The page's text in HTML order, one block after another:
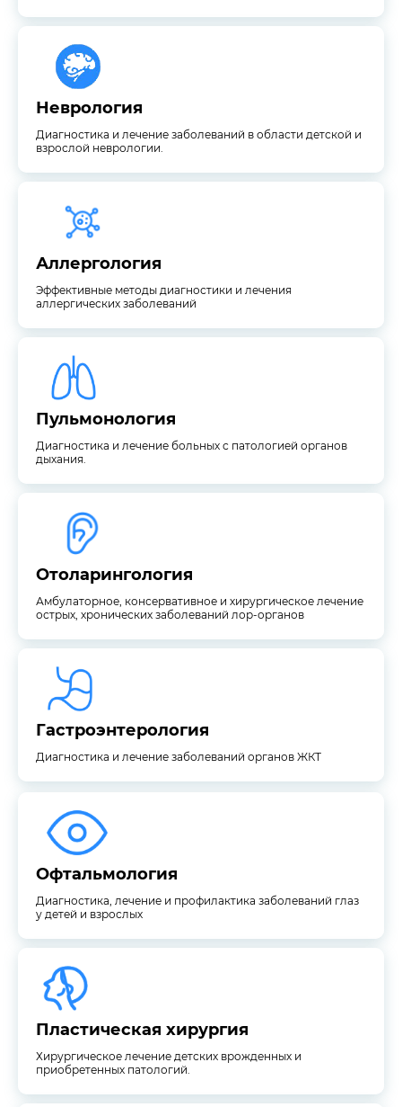
Неврология
Диагностика и лечение заболеваний в области детской и
взрослой неврологии.
Неврология
Диагностика и лечение заболеваний в области детской и
взрослой неврологии.
Аллергология
Эффективные методы диагностики и лечения
аллергических заболеваний
Эффективные методы диагностики и лечения
аллергических заболеваний
Пульмонология
Диагностика и лечение больных с патологией органов
дыхания.
Пульмонология
Диагностика и лечение больных с патологией органов
дыхания.
Отоларингология
Амбулаторное, консервативное и хирургическое лечение
острых, хронических заболеваний лор-органов
Отоларингология
Амбулаторное, консервативное и хирургическое лечение
острых, хронических заболеваний лор-органов
Гастроэнтерология
Диагностика и лечение заболеваний органов ЖКТ
Гастроэнтерология
Диагностика и лечение заболеваний органов ЖКТ
Офтальмология
Диагностика, лечение и профилактика заболеваний глаз
у детей и взрослых
Офтальмология
Диагностика, лечение и профилактика заболеваний глаз
у детей и взрослых
Пластическая хирургия
Хирургическое лечение детских врожденных и
приобретенных патологий.
Пластическая хирургия
Хирургическое лечение детских врожденных и
приобретенных патологий.